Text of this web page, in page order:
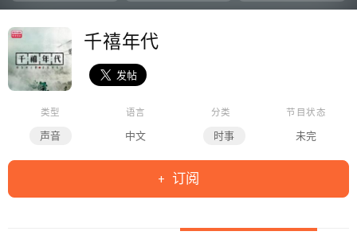
seconds
千禧年代
类型
声音
语言
中文
分类
时事
节目状态
未完
订阅